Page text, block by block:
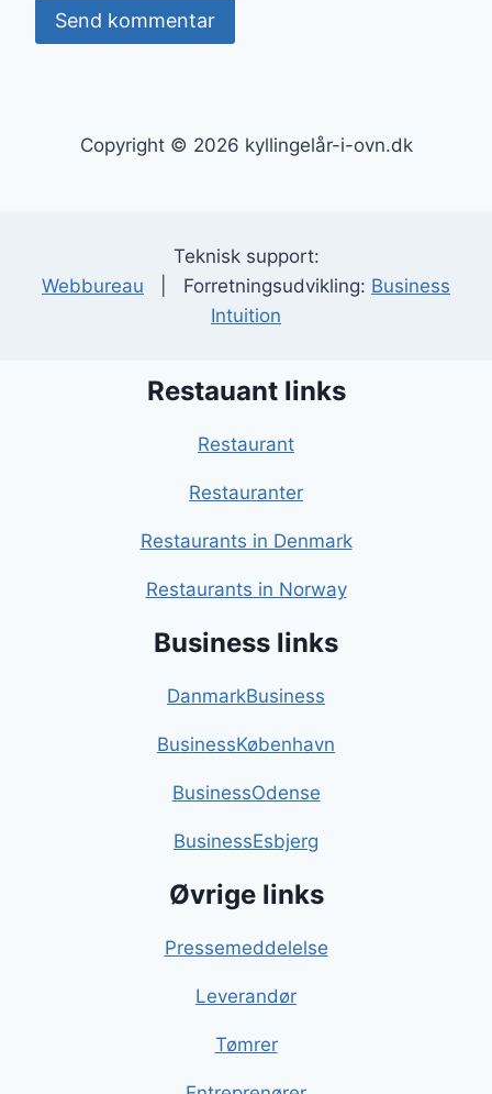
Copyright © 2026 kyllingelår-i-ovn.dk
Teknisk support:
Webbureau | Forretningsudvikling: Business
Intuition
Restauant links
Restaurant
Restauranter
Restaurants in Denmark
Restaurants in Norway
Business links
DanmarkBusiness
BusinessKøbenhavn
BusinessOdense
BusinessEsbjerg
Øvrige links
Pressemeddelelse
Leverandør
Tømrer